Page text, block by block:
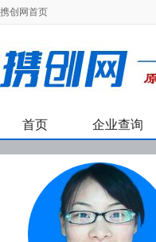
携创网首页
首页 企业查询